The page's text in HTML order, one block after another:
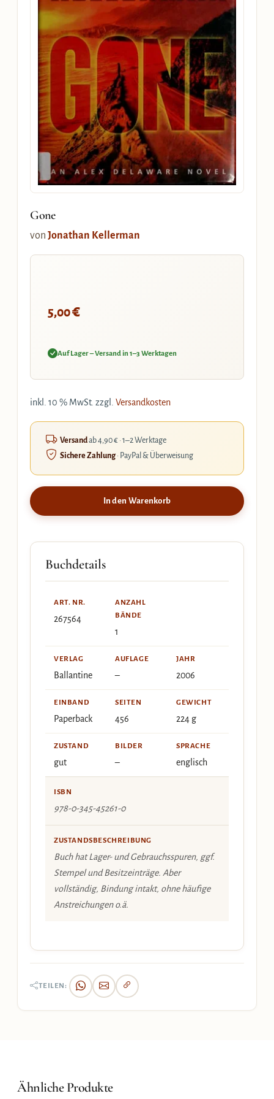
Gone
von Jonathan Kellerman
5,00€
Auf Lager – Versand in 1–3 Werktagen
inkl. 10 % MwSt. zzgl. Versandkosten
Versandab 4,90 € · 1–2 Werktage
Sichere Zahlung· PayPal & Überweisung
In den Warenkorb
Buchdetails
ART. NR.
267564
ANZAHL
BÄNDE
1
VERLAG
Ballantine
AUFLAGE
–
JAHR
2006
EINBAND
Paperback
SEITEN
456
GEWICHT
224 g
ZUSTAND
gut
BILDER
–
SPRACHE
englisch
ISBN
978-0-345-45261-0
ZUSTANDSBESCHREIBUNG
Buch hat Lager- und Gebrauchsspuren, ggf.
Stempel und Besitzeinträge. Aber
vollständig, Bindung intakt, ohne häufige
Anstreichungen o.ä.
TEILEN:
Ähnliche Produkte